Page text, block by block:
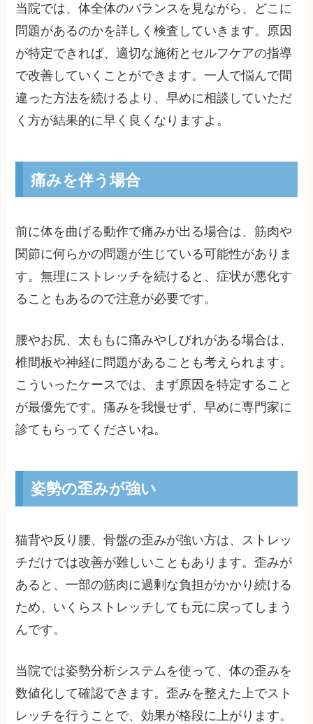
当院では、体全体のバランスを見ながら、どこに
問題があるのかを詳しく検査していきます。原因
が特定できれば、適切な施術とセルフケアの指導
で改善していくことができます。一人で悩んで間
違った方法を続けるより、早めに相談していただ
く方が結果的に早く良くなりますよ。
痛みを伴う場合
前に体を曲げる動作で痛みが出る場合は、筋肉や
関節に何らかの問題が生じている可能性がありま
す。無理にストレッチを続けると、症状が悪化す
ることもあるので注意が必要です。
腰やお尻、太ももに痛みやしびれがある場合は、
椎間板や神経に問題があることも考えられます。
こういったケースでは、まず原因を特定すること
が最優先です。痛みを我慢せず、早めに専門家に
診てもらってくださいね。
姿勢の歪みが強い
猫背や反り腰、骨盤の歪みが強い方は、ストレッ
チだけでは改善が難しいこともあります。歪みが
あると、一部の筋肉に過剰な負担がかかり続ける
ため、いくらストレッチしても元に戻ってしまう
んです。
当院では姿勢分析システムを使って、体の歪みを
数値化して確認できます。歪みを整えた上でスト
レッチを行うことで、効果が格段に上がります。